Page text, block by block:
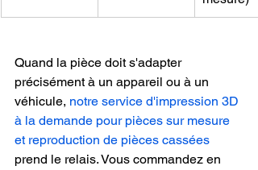
Quand la pièce doit s'adapter
précisément à un appareil ou à un
véhicule, notre service d'impression 3D
à la demande pour pièces sur mesure
et reproduction de pièces cassées
prend le relais. Vous commandez en